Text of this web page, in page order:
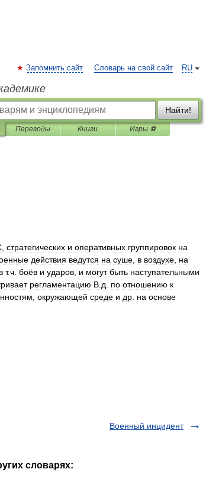
RU
Запомнить сайт Словарь на свой сайт
Найти!
Переводы Книги Игры ⚽
стратегических и оперативных группировок на
действия ведутся на суше в воздухе на
в т.ч боёв и ударов и могут быть наступательными
регламентацию В д по отношению к
окружающей среде и др на основе
Военный инцидент
словарях: